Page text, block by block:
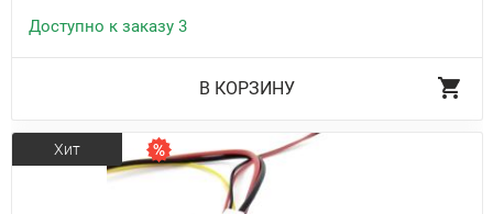
Доступно к заказу 3
В КОРЗИНУ
Хит